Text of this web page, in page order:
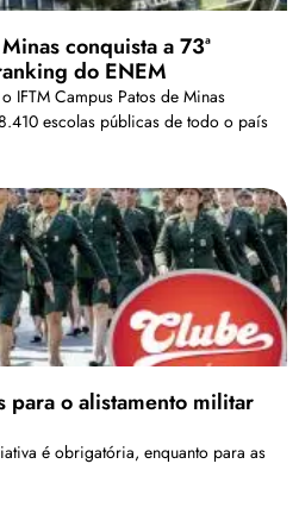
conquista a 73ª
do ENEM
IFTM Campus Patos de Minas
escolas públicas de todo o país
o alistamento militar
é obrigatória, enquanto para as